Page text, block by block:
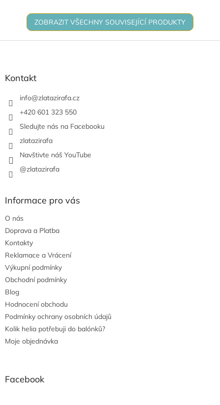
ZOBRAZIT VŠECHNY SOUVISEJÍCÍ PRODUKTY
Z
Kontakt
info@zlatazirafa.cz
+420 601 323 550
Sledujte nás na Facebooku
zlatazirafa
Navštivte náš YouTube
@zlatazirafa
Informace pro vás
O nás
Doprava a Platba
Kontakty
Reklamace a Vrácení
Výkupní podmínky
Obchodní podmínky
Blog
Hodnocení obchodu
Podmínky ochrany osobních údajů
Kolik helia potřebuji do balónků?
Moje objednávka
Facebook